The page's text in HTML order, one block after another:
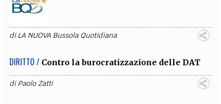
diLA NUOVA Bussola Quotidiana
DIRITTO / Contro la burocratizzazione delle DAT
diPaolo Zatti